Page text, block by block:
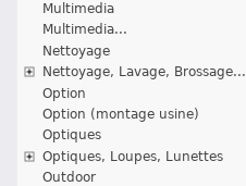
Multimedia
Multimedia...
Nettoyage
Nettoyage, Lavage, Brossage...
Option
Option (montage usine)
Optiques
Optiques, Loupes, Lunettes
Outdoor